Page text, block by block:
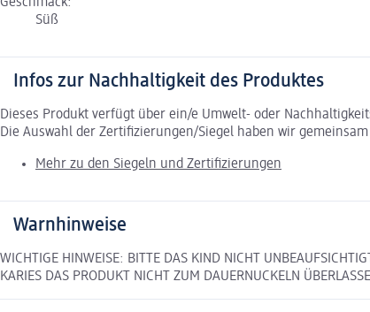
Süß
Infos zur Nachhaltigkeit des Produktes
Dieses Produkt verfügt über ein/e Umwelt- oder
Die Auswahl der Zertifizierungen/Siegel haben wir
Mehr zu den Siegeln und Zertifizierungen
Warnhinweise
WICHTIGE HINWEISE: BITTE DAS KIND NICHT
KARIES DAS PRODUKT NICHT ZUM DAUERNUCKELN